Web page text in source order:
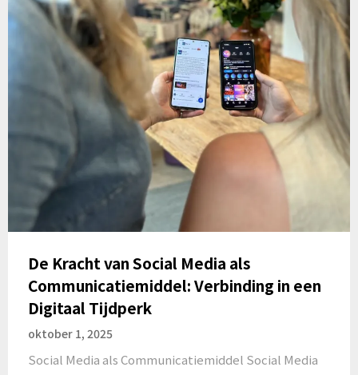
De Kracht van Social Media als
Communicatiemiddel: Verbinding in een
Digitaal Tijdperk
oktober 1, 2025
Social Media als Communicatiemiddel Social Media